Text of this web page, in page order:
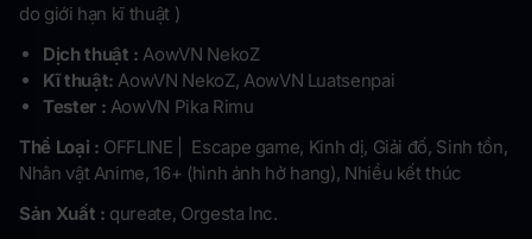
do giới hạn kĩ thuật )
Dịch thuật : AowVN NekoZ
Kĩ thuật: AowVN NekoZ, AowVN Luatsenpai
Tester : AowVN Pika Rimu
Thể Loại : OFFLINE | Escape game, Kinh dị, Giải đố, Sinh tồn,
Nhân vật Anime, 16+ (hình ảnh hở hang), Nhiều kết thúc
Sản Xuất : qureate, Orgesta Inc.